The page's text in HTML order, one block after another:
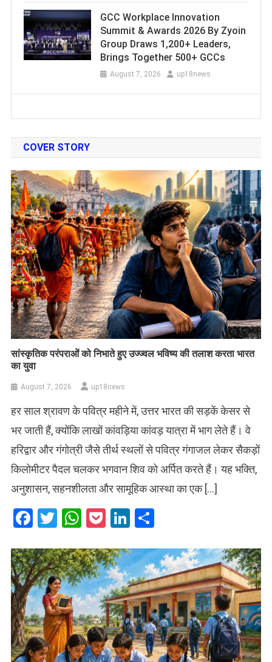
GCC Workplace Innovation
Summit & Awards 2026 By Zyoin
Group Draws 1,200+ Leaders,
Brings Together 500+ GCCs
August 7, 2026 up18news
COVER STORY
सांस्कृतिक परंपराओं को निभाते हुए उज्ज्वल भविष्य की तलाश करता भारत
का युवा
August 7, 2026 up18news
हर साल श्रावण के पवित्र महीने में, उत्तर भारत की सड़कें केसर से
भर जाती हैं, क्योंकि लाखों कांवड़िया कांवड़ यात्रा में भाग लेते हैं। वे
हरिद्वार और गंगोत्री जैसे तीर्थ स्थलों से पवित्र गंगाजल लेकर सैकड़ों
किलोमीटर पैदल चलकर भगवान शिव को अर्पित करते हैं। यह भक्ति,
अनुशासन, सहनशीलता और सामूहिक आस्था का एक […]
Facebook
Twitter
WhatsApp
PocketLinkedIn